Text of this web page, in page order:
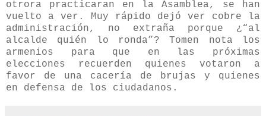
otrora practicaran en la Asamblea, se han
vuelto a ver. Muy rápido dejó ver cobre la
administración, no extraña porque ¿“al
alcalde quién lo ronda”? Tomen nota los
armenios para que en las próximas
elecciones recuerden quienes votaron a
favor de una cacería de brujas y quienes
en defensa de los ciudadanos.